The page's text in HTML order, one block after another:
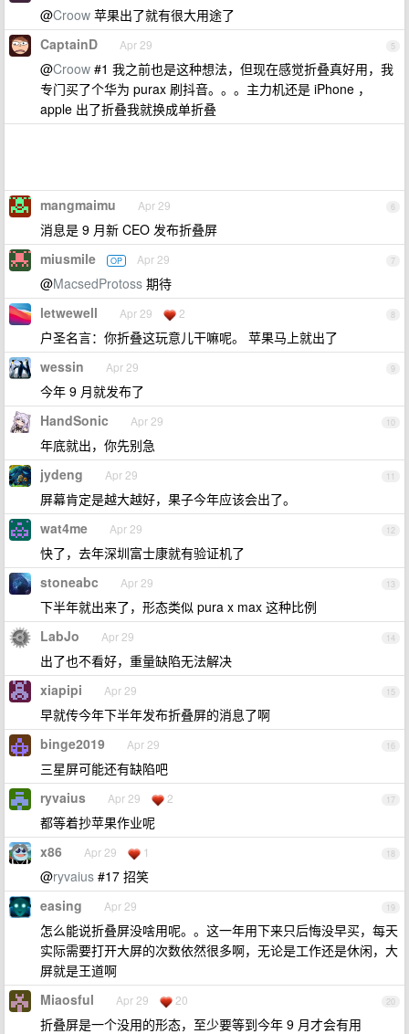
@Croow 苹果出了就有很大用途了
5
CaptainD Apr 29
@Croow #1 我之前也是这种想法，但现在感觉折叠真好用，我
专门买了个华为 purax 刷抖音。。。主力机还是 iPhone ，
apple 出了折叠我就换成单折叠
6
mangmaimu Apr 29
消息是 9 月新 CEO 发布折叠屏
7
miusmile OP Apr 29
@MacsedProtoss 期待
8
letwewell Apr 29 2
户圣名言：你折叠这玩意儿干嘛呢。 苹果马上就出了
9
wessin Apr 29
今年 9 月就发布了
10
HandSonic Apr 29
年底就出，你先别急
11
jydeng Apr 29
屏幕肯定是越大越好，果子今年应该会出了。
12
wat4me Apr 29
快了，去年深圳富士康就有验证机了
13
stoneabc Apr 29
下半年就出来了，形态类似 pura x max 这种比例
14
LabJo Apr 29
出了也不看好，重量缺陷无法解决
15
xiapipi Apr 29
早就传今年下半年发布折叠屏的消息了啊
16
binge2019 Apr 29
三星屏可能还有缺陷吧
17
ryvaius Apr 29 2
都等着抄苹果作业呢
18
x86 Apr 29 1
@ryvaius #17 招笑
19
easing Apr 29
怎么能说折叠屏没啥用呢。。这一年用下来只后悔没早买，每天
实际需要打开大屏的次数依然很多啊，无论是工作还是休闲，大
屏就是王道啊
20
Miaosful Apr 29 20
折叠屏是一个没用的形态，至少要等到今年 9 月才会有用